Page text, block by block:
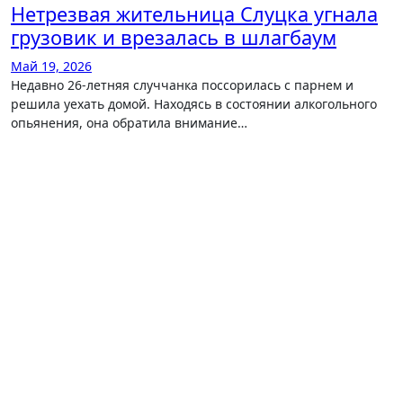
Нетрезвая жительница Слуцка угнала
грузовик и врезалась в шлагбаум
Май 19, 2026
Недавно 26-летняя случчанка поссорилась с парнем и
решила уехать домой. Находясь в состоянии алкогольного
опьянения, она обратила внимание…